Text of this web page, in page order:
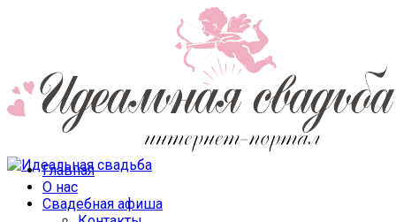
Главная
О нас
Свадебная афиша